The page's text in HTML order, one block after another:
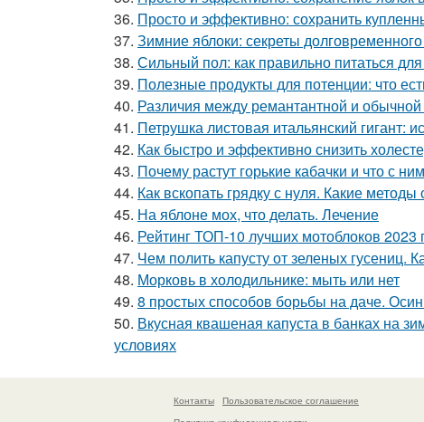
36. Просто и эффективно: сохранить
37. Зимние яблоки: секреты
38. Сильный пол: как правильно питаться
39. Полезные продукты для потенции: что
40. Различия между ремантантной и обычной
41. Петрушка листовая итальянский гигант:
42. Как быстро и эффективно снизить
43. Почему растут горькие кабачки и что с
44. Как вскопать грядку с нуля. Какие
45. На яблоне мох, что делать. Лечение
46. Рейтинг ТОП-10 лучших мотоблоков 2023
47. Чем полить капусту от зеленых гусениц.
48. Морковь в холодильнике: мыть или нет
49. 8 простых способов борьбы на даче.
50. Вкусная квашеная капуста в банках на
условиях
Контакты
Пользовательское соглашение